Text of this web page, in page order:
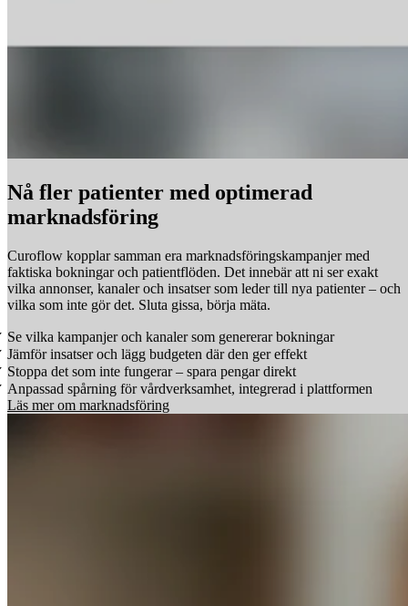
Nå fler patienter med optimerad
marknadsföring
Curoflow kopplar samman era marknadsföringskampanjer med
faktiska bokningar och patientflöden. Det innebär att ni ser exakt
vilka annonser, kanaler och insatser som leder till nya patienter – och
vilka som inte gör det. Sluta gissa, börja mäta.
Se vilka kampanjer och kanaler som genererar bokningar
Jämför insatser och lägg budgeten där den ger effekt
Stoppa det som inte fungerar – spara pengar direkt
Anpassad spårning för vårdverksamhet, integrerad i plattformen
Läs mer om marknadsföring